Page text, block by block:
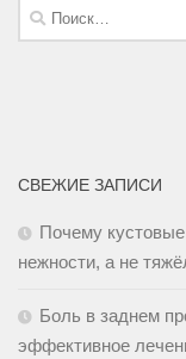
СВЕЖИЕ ЗАПИСИ
Почему
нежности, а не
Боль в заднем
эффективное